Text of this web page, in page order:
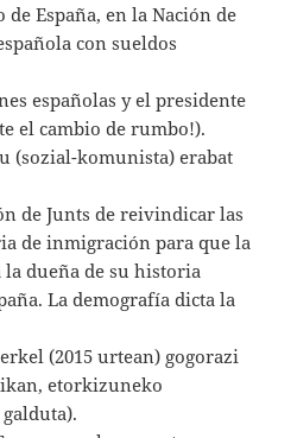
de España, en la Nación de
con sueldos
españolas y el presidente
el cambio de rumbo!).
(sozial-komunista) erabat
de Junts de reivindicar las
de inmigración para que la
la dueña de su historia
La demografía dicta la
(2015 urtean) gogorazi
etorkizuneko